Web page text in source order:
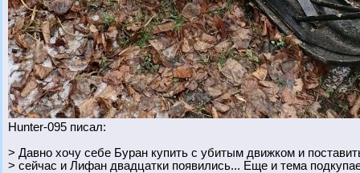
Hunter-095 писал:
> Давно хочу себе Буран купить с убитым движком и
> сейчас и Лифан двадцатки появились... Еще и тема